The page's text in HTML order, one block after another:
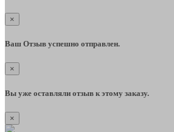
×
Ваш Отзыв успешно отправлен.
×
Вы уже оставляли отзыв к этому заказу.
×